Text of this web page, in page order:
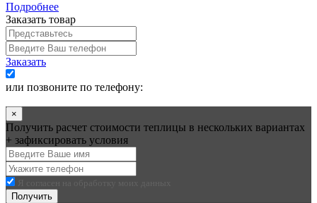
Подробнее
Заказать товар
Заказать
или позвоните по телефону:
×
Получить расчет стоимости теплицы в нескольких вариантах
+ зафиксировать условия
Я согласен на обработку моих данных
Получить